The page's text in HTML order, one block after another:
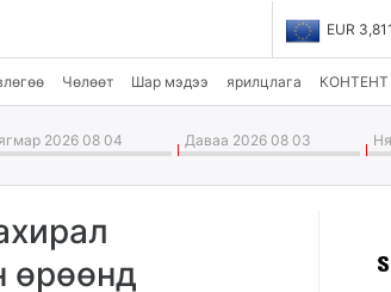
EUR
Чөлөөт Шар мэдээ ярилцлага
2026 08 04 Даваа 2026 08 03
өрөөнд